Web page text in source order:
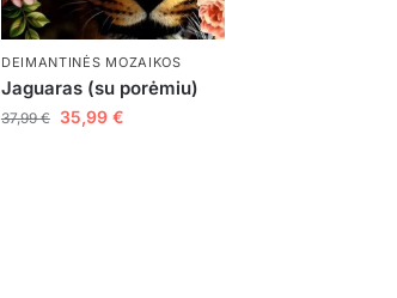
DEIMANTINĖS MOZAIKOS
Jaguaras (su porėmiu)
37,99€ 35,99 €